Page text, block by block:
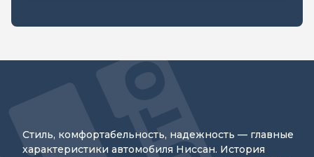
Стиль, комфортабельность, надежность — главные
характеристики автомобиля Ниссан. История